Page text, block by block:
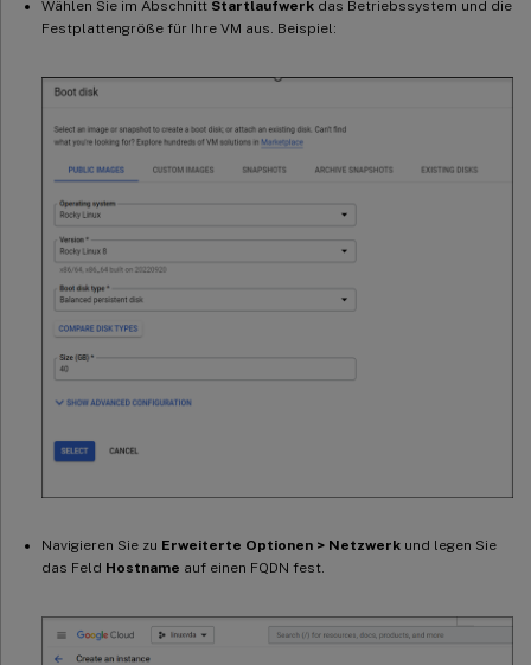
Wählen Sie im Abschnitt Startlaufwerk das Betriebssystem und die
Festplattengröße für Ihre VM aus. Beispiel:
Navigieren Sie zu Erweiterte Optionen > Netzwerk und legen Sie
das Feld Hostname auf einen FQDN fest.